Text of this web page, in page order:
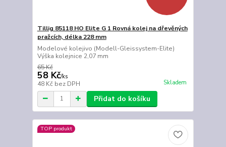
Tillig 85118 HO Elite G 1 Rovná kolej na dřevěných
pražcích, délka 228 mm
Modelové kolejivo (Modell-Gleissystem-Elite)
Výška kolejnice 2,07 mm
65 Kč
58 Kč/ks
48 Kč bez DPH Skladem
Přidat do košíku
TOP produkt